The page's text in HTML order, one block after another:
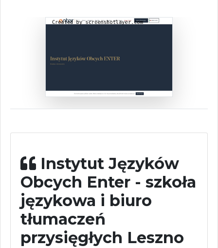
Instytut Języków
Obcych Enter - szkoła
językowa i biuro
tłumaczeń
przysięgłych Leszno